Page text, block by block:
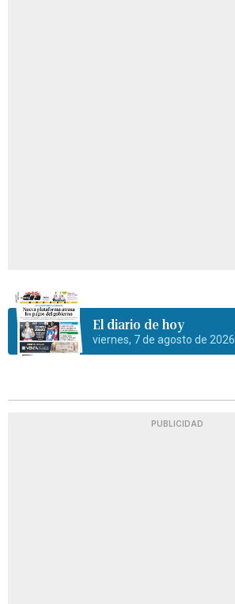
El diario de hoy
viernes, 7 de agosto de 2026
PUBLICIDAD